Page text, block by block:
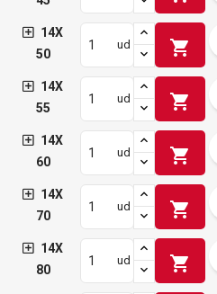
14X
50
ud shopping_cart
14X
55
ud shopping_cart
14X
60
ud shopping_cart
14X
70
ud shopping_cart
14X
80
ud shopping_cart